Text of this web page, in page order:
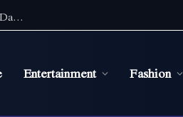
Discover the Magic of Wildlife: An Unforgettable Wild Bats Day Tour in Sydney
Entertainment Fashion